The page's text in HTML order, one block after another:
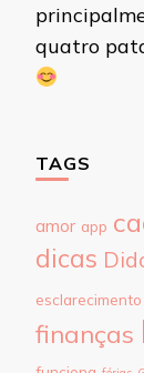
quatro
TAGS
amor app
dicas
esclarecimento
finanças